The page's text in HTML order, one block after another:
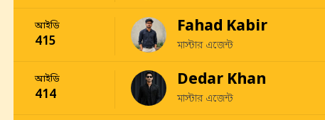
আইডি
415
Fahad Kabir
মাস্টার এজেন্ট
আইডি
414
Dedar Khan
মাস্টার এজেন্ট